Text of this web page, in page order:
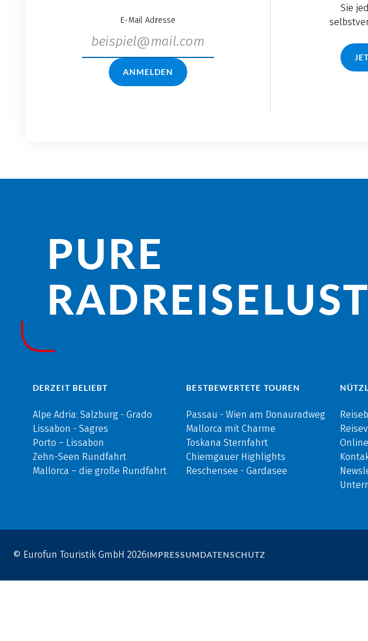
E-Mail Adresse
ANMELDEN
Sie
PURE
DERZEIT BELIEBT
Alpe Adria: Salzburg - Grado
Lissabon - Sagres
Porto – Lissabon
Zehn-Seen Rundfahrt
Mallorca – die große Rundfahrt
BESTBEWERTETE TOUREN
Passau - Wien am Donauradweg
Mallorca mit Charme
Toskana Sternfahrt
Chiemgauer Highlights
Reschensee - Gardasee
© Eurofun Touristik GmbH 2026IMPRESSUMDATENSCHUTZ